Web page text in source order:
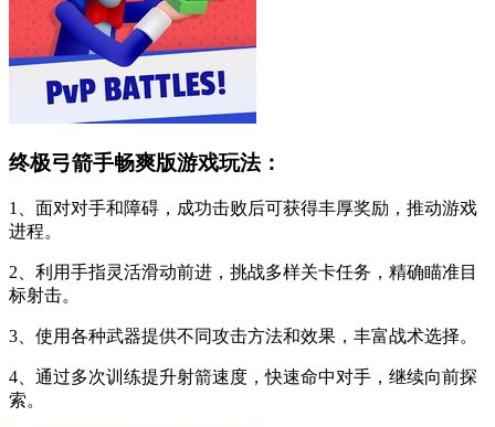
终极弓箭手畅爽版游戏玩法：
1、面对对手和障碍，成功击败后可获得丰厚奖励，推动游戏
进程。
2、利用手指灵活滑动前进，挑战多样关卡任务，精确瞄准目
标射击。
3、使用各种武器提供不同攻击方法和效果，丰富战术选择。
4、通过多次训练提升射箭速度，快速命中对手，继续向前探
索。